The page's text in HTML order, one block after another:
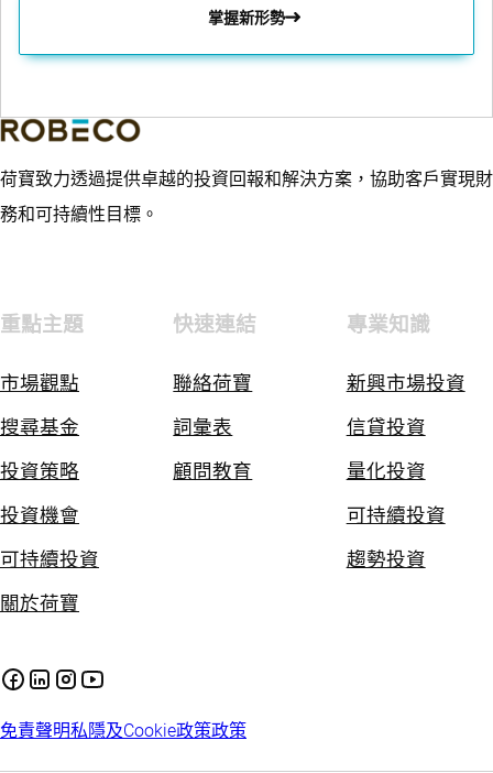
掌握新形勢
荷寶致力透過提供卓越的投資回報和解決方案，協助客戶實現財
務和可持續性目標。
重點主題
市場觀點
搜尋基金
投資策略
投資機會
可持續投資
關於荷寶
快速連結
聯絡荷寶
詞彙表
顧問教育
專業知識
新興市場投資
信貸投資
量化投資
可持續投資
趨勢投資
免責聲明私隱及Cookie政策政策